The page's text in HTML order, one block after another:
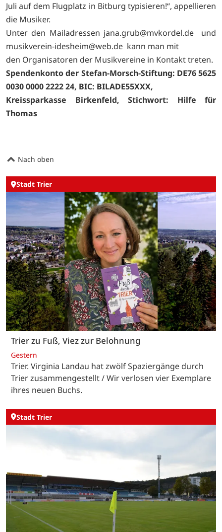
Juli auf dem Flugplatz in Bitburg typisieren!“, appellieren
die Musiker.
Unter den Mailadressen jana.grub@mvkordel.de und
musikverein-idesheim@web.de kann man mit
den Organisatoren der Musikvereine in Kontakt treten.
Spendenkonto der Stefan-Morsch-Stiftung: DE76 5625
0030 0000 2222 24, BIC: BILADE55XXX,
Kreissparkasse Birkenfeld, Stichwort: Hilfe für
Thomas
Nach oben
Stadt Trier
Trier zu Fuß, Viez zur Belohnung
Gestern
Trier. Virginia Landau hat zwölf Spaziergänge durch
Trier zusammengestellt / Wir verlosen vier Exemplare
ihres neuen Buchs.
Stadt Trier